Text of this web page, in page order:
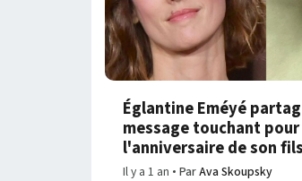
Églantine Eméyé
message touchant pour
l'anniversaire de son
Il y a 1 an ParAva Skoupsky